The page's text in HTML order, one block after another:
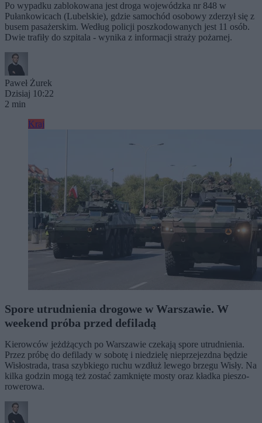
Po wypadku zablokowana jest droga wojewódzka nr 848 w
Pułankowicach (Lubelskie), gdzie samochód osobowy zderzył się z
busem pasażerskim. Według policji poszkodowanych jest 11 osób.
Dwie trafiły do szpitala - wynika z informacji straży pożarnej.
Paweł Żurek
Dzisiaj 10:22
2 min
Kraj
Spore utrudnienia drogowe w Warszawie. W
weekend próba przed defiladą
Kierowców jeżdżących po Warszawie czekają spore utrudnienia.
Przez próbę do defilady w sobotę i niedzielę nieprzejezdna będzie
Wisłostrada, trasa szybkiego ruchu wzdłuż lewego brzegu Wisły. Na
kilka godzin mogą też zostać zamknięte mosty oraz kładka pieszo-
rowerowa.